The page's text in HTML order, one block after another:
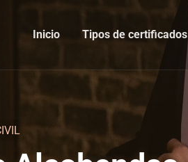
Inicio Tipos de certificados